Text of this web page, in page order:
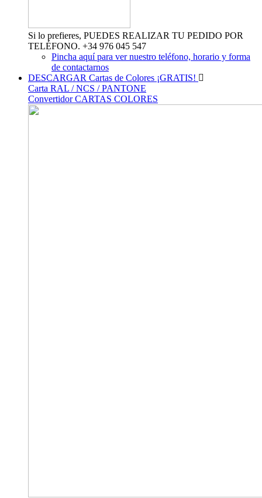
Si lo prefieres, PUEDES REALIZAR TU PEDIDO POR
TELÉFONO. +34 976 045 547
Pincha aquí para ver nuestro teléfono, horario y forma
de contactarnos
DESCARGAR Cartas de Colores ¡GRATIS!
Carta RAL / NCS / PANTONE
Convertidor CARTAS COLORES